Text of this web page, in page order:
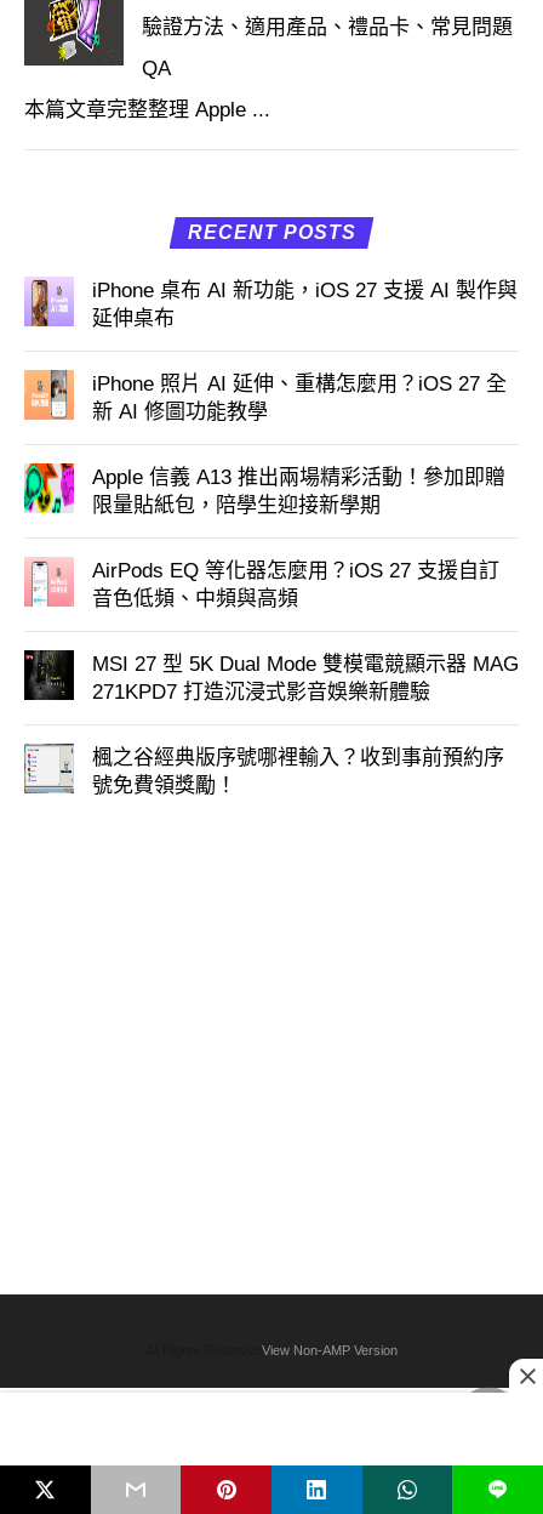
驗證方法、適用產品、禮品卡、常見問題
QA
本篇文章完整整理 Apple ...
RECENT POSTS
iPhone 桌布 AI 新功能，iOS 27 支援 AI 製作與
延伸桌布
iPhone 照片 AI 延伸、重構怎麼用？iOS 27 全
新 AI 修圖功能教學
Apple 信義 A13 推出兩場精彩活動！參加即贈
限量貼紙包，陪學生迎接新學期
AirPods EQ 等化器怎麼用？iOS 27 支援自訂
音色低頻、中頻與高頻
MSI 27 型 5K Dual Mode 雙模電競顯示器 MAG
271KPD7 打造沉浸式影音娛樂新體驗
楓之谷經典版序號哪裡輸入？收到事前預約序
號免費領獎勵！
View Non-AMP Version
L